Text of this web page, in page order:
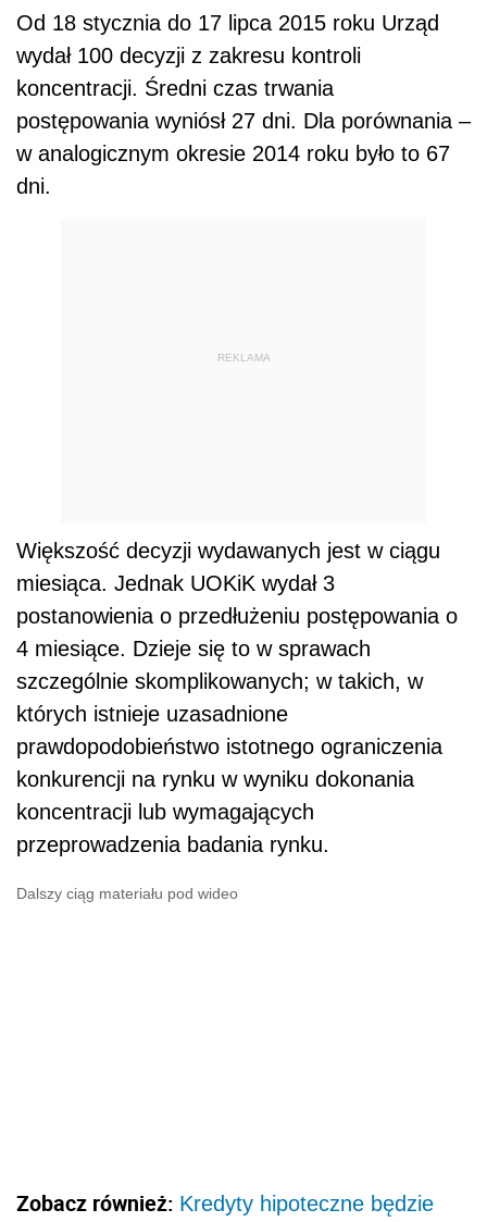
Od 18 stycznia do 17 lipca 2015 roku Urząd
wydał 100 decyzji z zakresu kontroli
koncentracji. Średni czas trwania
postępowania wyniósł 27 dni. Dla porównania –
w analogicznym okresie 2014 roku było to 67
dni.
REKLAMA
Większość decyzji wydawanych jest w ciągu
miesiąca. Jednak UOKiK wydał 3
postanowienia o przedłużeniu postępowania o
4 miesiące. Dzieje się to w sprawach
szczególnie skomplikowanych; w takich, w
których istnieje uzasadnione
prawdopodobieństwo istotnego ograniczenia
konkurencji na rynku w wyniku dokonania
koncentracji lub wymagających
przeprowadzenia badania rynku.
Dalszy ciąg materiału pod wideo
Zobacz również: Kredyty hipoteczne będzie